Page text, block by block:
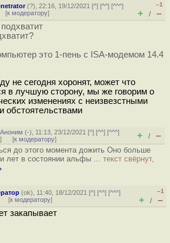
(?), 22:16, 19/12/2021 [^] [^^] [^^^]
[к модератору]
–1
+ / –
это 1-пень с ISA-модемом 14.4
не сегодня хоронят, может что
в лучшую сторону, мы же говорим о
изменениях с неизвезстными
обстоятельствами
,Аноним (-), 11:13, 23/12/2021 [^] [^^] [^^^]
] [к модератору] + / –
до этого момента дожить Оно больше
лет в состоянии альфы ... текст свёрнут,
(ok), 11:40, 18/12/2021 [^] [^^] [^^^]
[к модератору]
–1
+ / –
закапывает